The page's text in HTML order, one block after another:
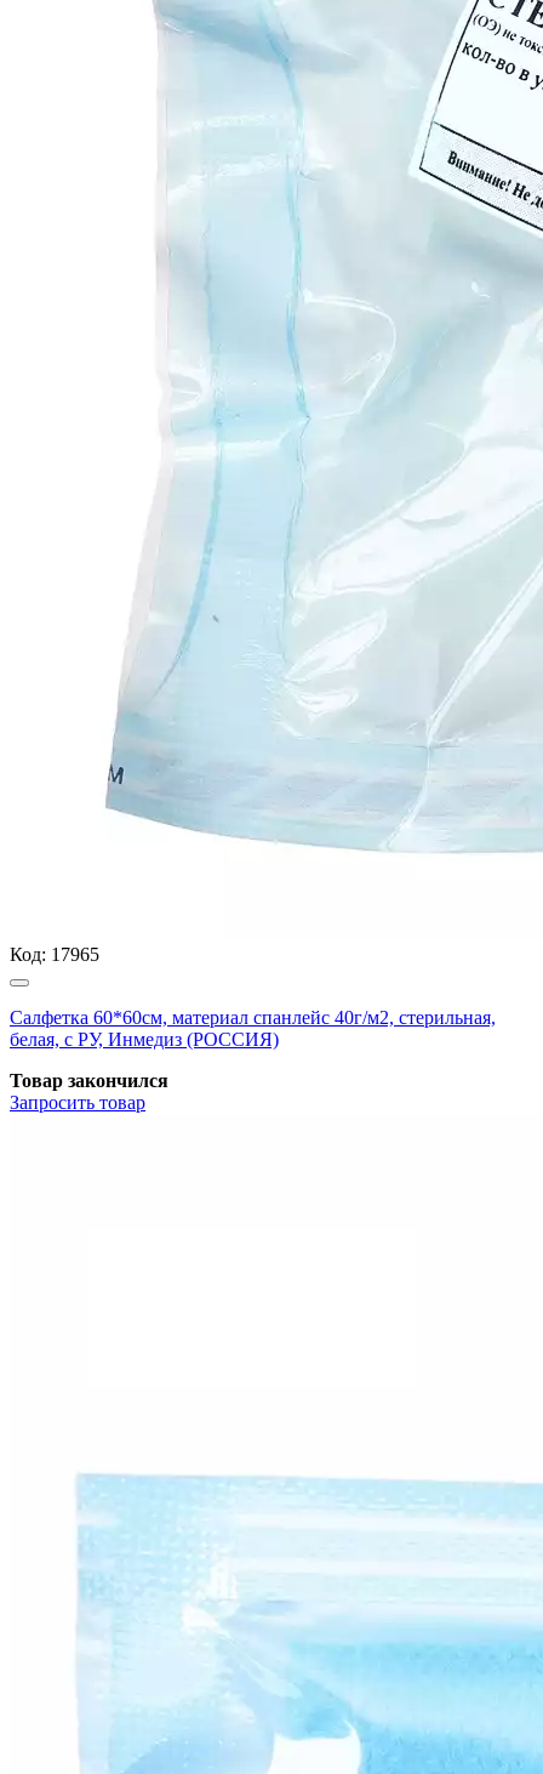
Код: 17965
Салфетка 60*60см, материал спанлейс 40г/м2, стерильная,
белая, с РУ, Инмедиз (РОССИЯ)
Товар закончился
Запросить товар